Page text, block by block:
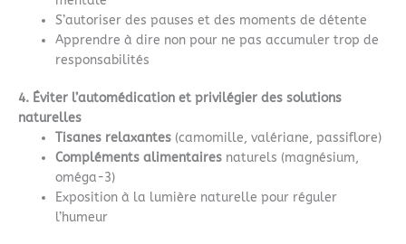
S’autoriser des pauses et des moments de détente
Apprendre à dire non pour ne pas accumuler trop de
responsabilités
4. Éviter l’automédication et privilégier des solutions
naturelles
Tisanes relaxantes (camomille, valériane, passiflore)
Compléments alimentaires naturels (magnésium,
oméga-3)
Exposition à la lumière naturelle pour réguler
l’humeur